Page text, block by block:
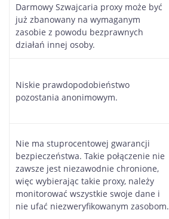
Darmowy Szwajcaria proxy może być
już zbanowany na wymaganym
zasobie z powodu bezprawnych
działań innej osoby.
Niskie prawdopodobieństwo
pozostania anonimowym.
Nie ma stuprocentowej gwarancji
bezpieczeństwa. Takie połączenie nie
zawsze jest niezawodnie chronione,
więc wybierając takie proxy, należy
monitorować wszystkie swoje dane i
nie ufać niezweryfikowanym zasobom.